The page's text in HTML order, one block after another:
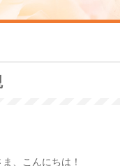
、こんにちは！